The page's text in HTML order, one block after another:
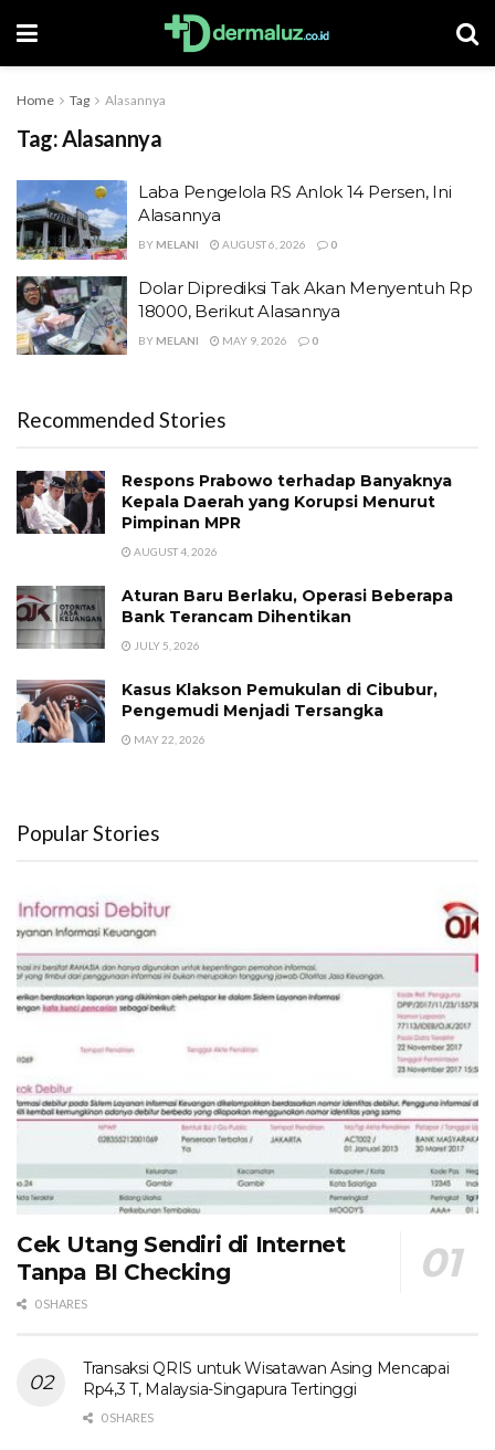
Home Tag Alasannya
Tag:Alasannya
Laba Pengelola RS Anlok 14 Persen, Ini
Alasannya
BY MELANI AUGUST 6, 2026 0
Dolar Diprediksi Tak Akan Menyentuh Rp
18000, Berikut Alasannya
BY MELANI MAY 9, 2026 0
Recommended Stories
Respons Prabowo terhadap Banyaknya
Kepala Daerah yang Korupsi Menurut
Pimpinan MPR
AUGUST 4, 2026
Aturan Baru Berlaku, Operasi Beberapa
Bank Terancam Dihentikan
JULY 5, 2026
Kasus Klakson Pemukulan di Cibubur,
Pengemudi Menjadi Tersangka
MAY 22, 2026
Popular Stories
Cek Utang Sendiri di Internet
Tanpa BI Checking
0 SHARES
Transaksi QRIS untuk Wisatawan Asing Mencapai
Rp4,3 T, Malaysia-Singapura Tertinggi
0 SHARES